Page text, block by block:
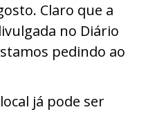
Claro que a
no Diário
pedindo ao
já pode ser